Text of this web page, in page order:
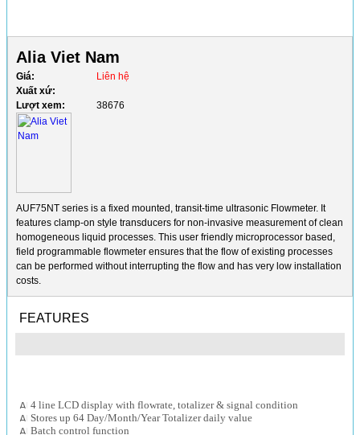
Alia Viet Nam
Giá:
Liên hệ
Xuất xứ:
Lượt xem:
38676
AUF75NT series is a fixed mounted, transit-time ultrasonic Flowmeter. It
features clamp-on style transducers for non-invasive measurement of clean
homogeneous liquid processes. This user friendly microprocessor based,
field programmable flowmeter ensures that the flow of existing processes
can be performed without interrupting the flow and has very low installation
costs.
FEATURES
4 line LCD display with flowrate, totalizer & signal condition
Stores up 64 Day/Month/Year Totalizer daily value
Batch control function